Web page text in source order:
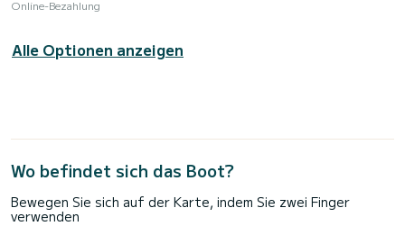
Online-Bezahlung
Alle Optionen anzeigen
Wo befindet sich das Boot?
Bewegen Sie sich auf der Karte, indem Sie zwei Finger
verwenden